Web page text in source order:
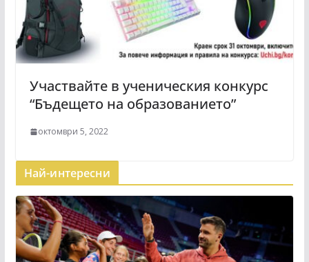
Участвайте в ученическия конкурс
“Бъдещето на образованието”
октомври 5, 2022
Най-интересни